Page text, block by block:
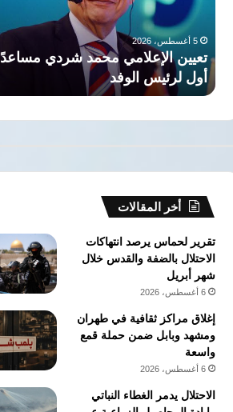
الوفد
5 أغسطس، 2026
تعيين الإعلامي محمد شردي مساعدًا
أول لرئيس الوفد
أخر المقالات
تقرير لحماس يرصد انتهاكات
الاحتلال بالضفة والقدس خلال
شهر أبريل
6 أغسطس، 2026
إغلاق مراكز ثقافية في طهران
ومشهد وبابل ضمن حملة قمع
واسعة
6 أغسطس، 2026
الاحتلال يدمر الغطاء النباتي